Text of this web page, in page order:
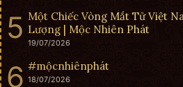
Một Chiếc Vòng Mắt Tử Việt
Lượng | Mộc Nhiên Phát
19/07/2026
#mộcnhiênphát
18/07/2026